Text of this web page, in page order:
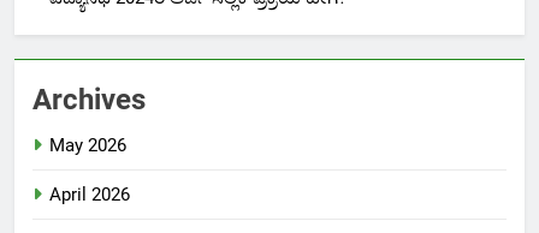
Archives
May 2026
April 2026